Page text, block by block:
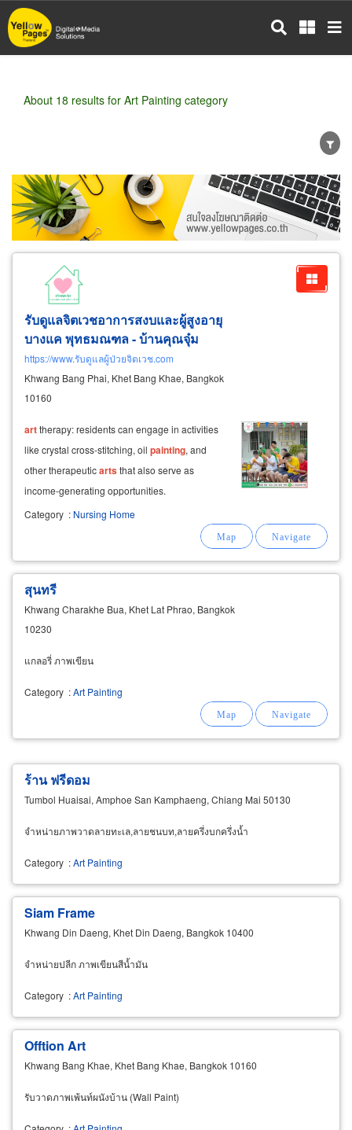
Skip
to
main
About 18 results for Art Painting category
Wholesale Retail Manufacturer
Dealer
Exporter/Importer
Service Business
รับดูแลจิตเวชอาการสงบและผู้สูงอายุ
บางแค พุทธมณฑล - บ้านคุณจุ๋ม
https://www.รับดูแลผู้ป่วยจิตเวช.com
Khwang Bang Phai, Khet Bang Khae, Bangkok
10160
arttherapy: residents can engage in activities
like crystal cross-stitching, oil painting, and
other therapeuticartsthat also serve as
income-generating opportunities.
Category : Nursing Home
สุนทรี
Khwang Charakhe Bua, Khet Lat Phrao, Bangkok
10230
แกลอรี่ ภาพเขียน
Category :Art Painting
ร้าน ฟรีดอม
Tumbol Huaisai, Amphoe San Kamphaeng, Chiang Mai 50130
จำหน่ายภาพวาดลายทะเล,ลายชนบท,ลายครึ่งบกครึ่งน้ำ
Category :Art Painting
Siam Frame
Khwang Din Daeng, Khet Din Daeng, Bangkok 10400
จำหน่ายปลีก ภาพเขียนสีน้ำมัน
Category :Art Painting
Offtion Art
Khwang Bang Khae, Khet Bang Khae, Bangkok 10160
รับวาดภาพเพ้นท์ผนังบ้าน (Wall Paint)